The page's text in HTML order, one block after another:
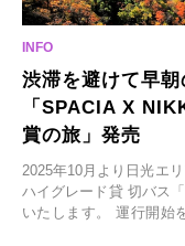
渋滞を避けて早
「SPACIA X
賞の旅」発売
2025年10月より日光エ
ハイグレード貸 切バス
いたします。 運行開始